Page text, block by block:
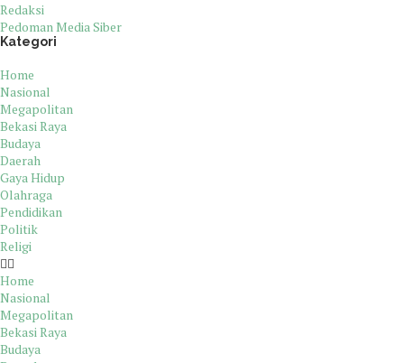
Redaksi
Pedoman Media Siber
Kategori
Home
Nasional
Megapolitan
Bekasi Raya
Budaya
Daerah
Gaya Hidup
Olahraga
Pendidikan
Politik
Religi
Home
Nasional
Megapolitan
Bekasi Raya
Budaya